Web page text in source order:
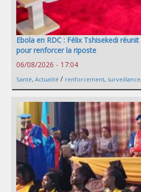
Ebola en RDC : Félix Tshisekedi réunit
pour renforcer la riposte
06/08/2026 - 17:04
Santé, Actualité / renforcement, surveillance,